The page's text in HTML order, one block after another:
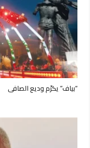
“بياف” يكرّم وديع الصافي